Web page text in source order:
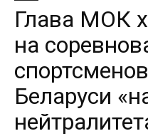
Глава МОК
на
Беларуси